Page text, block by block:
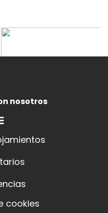
nosotros
cookies